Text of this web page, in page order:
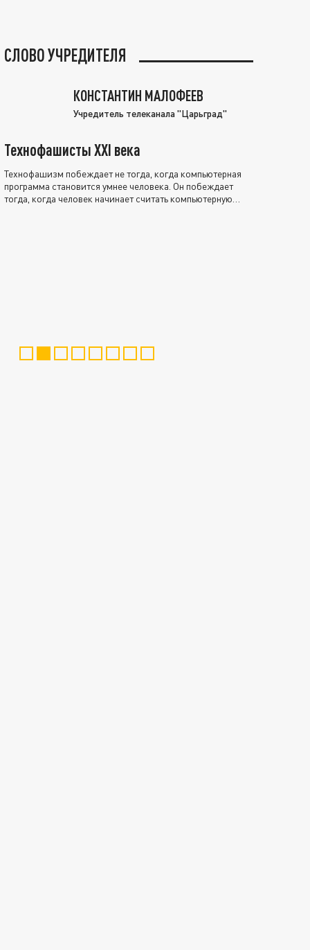
СЛОВО УЧРЕДИТЕЛЯ
КОНСТАНТИН МАЛОФЕЕВ
Учредитель телеканала "Царьград"
Технофашисты XXI века
Технофашизм побеждает не тогда, когда компьютерная
программа становится умнее человека. Он побеждает
тогда, когда человек начинает считать компьютерную